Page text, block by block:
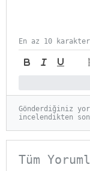
En az 10
Gönderdiğiniz
incelendikten
Tüm